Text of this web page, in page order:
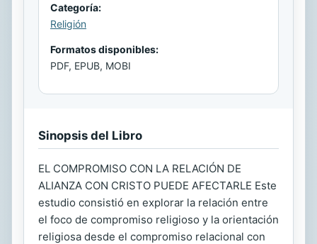
Categoría:
Religión
Formatos disponibles:
PDF, EPUB, MOBI
Sinopsis del Libro
EL COMPROMISO CON LA RELACIÓN DE
ALIANZA CON CRISTO PUEDE AFECTARLE Este
estudio consistió en explorar la relación entre
el foco de compromiso religioso y la orientación
religiosa desde el compromiso relacional con